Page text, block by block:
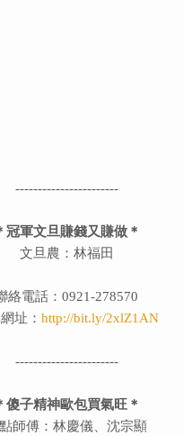
-----------------------
冠軍文旦賺錢又賺做＊
文旦農：林福田
絡電話：0921-278570
址：http://bit.ly/2xlZ1AN
-----------------------
傻子精神歐包買氣旺＊
師傅：林慶儀、沈宗顯